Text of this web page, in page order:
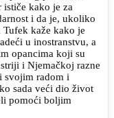
ističe kako je za
i da je, ukoliko
Tufek kaže kako je
u inostranstvu, a
opancima koji su
i Njemačkoj razne
svojim radom i
sada veći dio život
pomoći boljim